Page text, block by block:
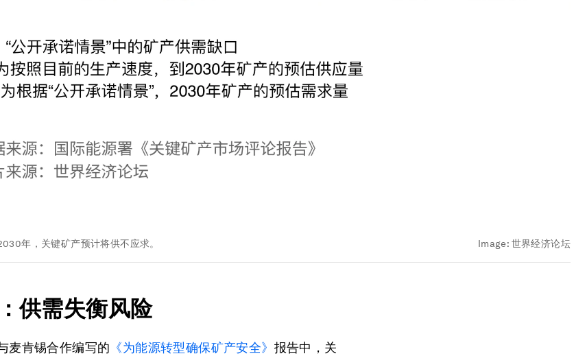
年，关键矿产预计将供不应求。 Image: 世界经济论坛
供需失衡风险
麦肯锡合作编写的 《为能源转型确保矿产安全》 报告中，关